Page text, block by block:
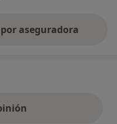
aseguradora